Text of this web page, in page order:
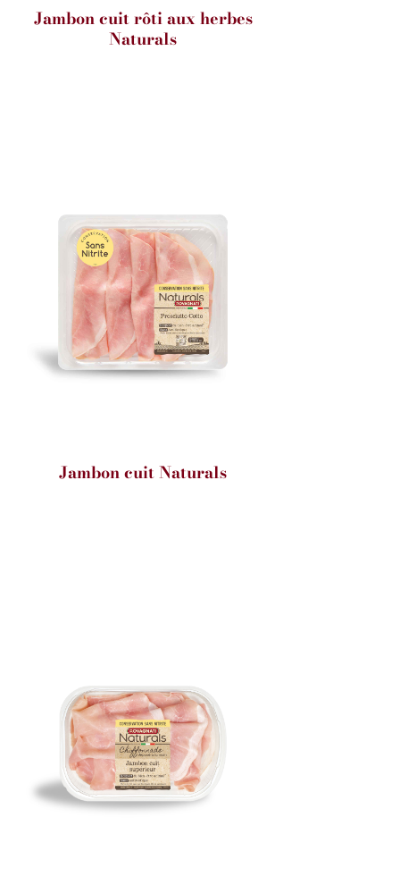
Jambon cuit rôti aux herbes
Naturals
Jambon cuit Naturals